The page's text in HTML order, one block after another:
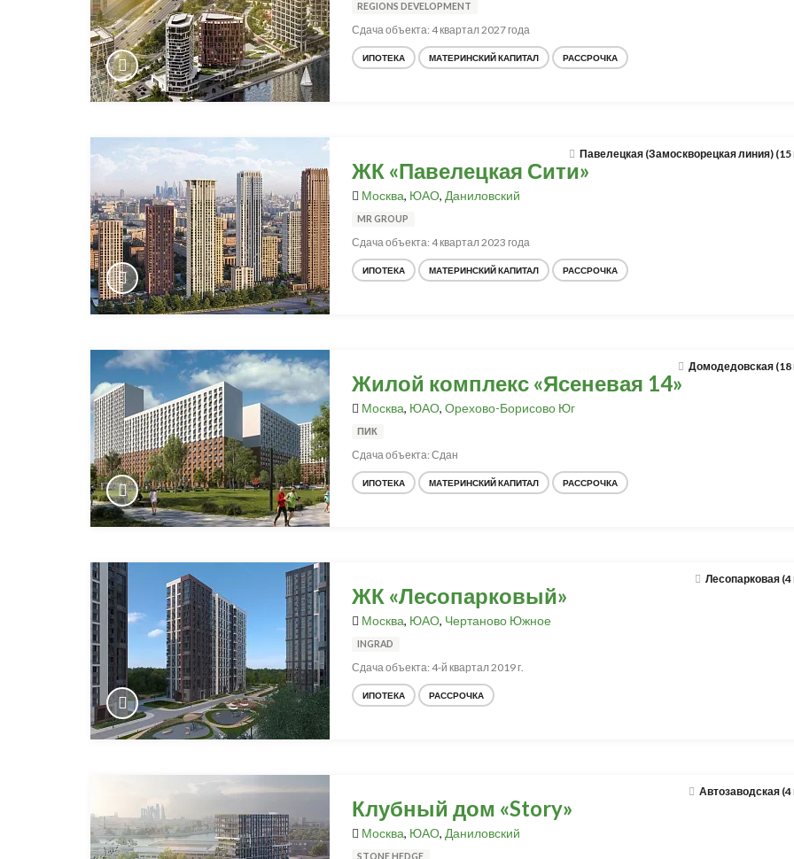
REGIONS DEVELOPMENT
Сдача объекта: 4 квартал 2027 года
ИПОТЕКА МАТЕРИНСКИЙ КАПИТАЛ РАССРОЧКА
Павелецкая (Замоскворецкая линия) (15
ЖК «Павелецкая Сити»
Москва, ЮАО, Даниловский
MR GROUP
Сдача объекта: 4 квартал 2023 года
ИПОТЕКА МАТЕРИНСКИЙ КАПИТАЛ РАССРОЧКА
Домодедовская (18
Жилой комплекс «Ясеневая 14»
Москва, ЮАО, Орехово-Борисово Юг
ПИК
Сдача объекта: Сдан
ИПОТЕКА МАТЕРИНСКИЙ КАПИТАЛ РАССРОЧКА
Лесопарковая
ЖК «Лесопарковый»
Москва, ЮАО, Чертаново Южное
INGRAD
Сдача объекта: 4-й квартал 2019 г.
ИПОТЕКА РАССРОЧКА
Автозаводская
Клубный дом «Story»
Москва, ЮАО, Даниловский
STONE HEDGE